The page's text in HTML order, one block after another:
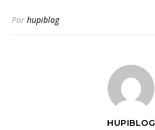
Por hupiblog
HUPIBLOG